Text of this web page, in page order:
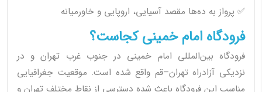
✅ پرواز به ده‌ها مقصد آسیایی، اروپایی و خاورمیانه
فرودگاه امام خمینی کجاست؟
فرودگاه بین‌المللی امام خمینی در جنوب غرب تهران و در
نزدیکی آزادراه تهران–قم واقع شده است. موقعیت جغرافیایی
مناسب این فرودگاه باعث شده دسترسی از نقاط مختلف تهران و